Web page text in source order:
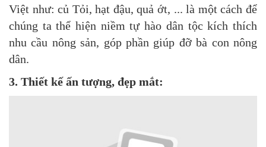
Việt như: củ Tỏi, hạt đậu, quả ớt, ... là một cách để
chúng ta thể hiện niềm tự hào dân tộc kích thích
nhu cầu nông sản, góp phần giúp đỡ bà con nông
dân.
3. Thiết kế ấn tượng, đẹp mắt: